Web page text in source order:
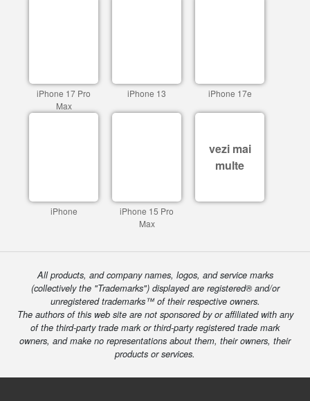
iPhone 17 Pro
Max
iPhone 13 iPhone 17e
iPhone
iPhone 15 Pro
Max
vezi mai
multe
All products, and company names, logos, and service marks
(collectively the "Trademarks") displayed are registered® and/or
unregistered trademarks™ of their respective owners.
The authors of this web site are not sponsored by or affiliated with any
of the third-party trade mark or third-party registered trade mark
owners, and make no representations about them, their owners, their
products or services.